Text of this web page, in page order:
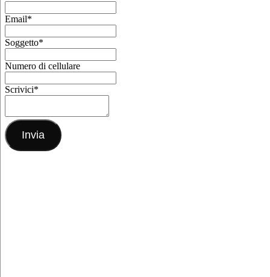
Email*
Soggetto*
Numero di cellulare
Scrivici*
Invia